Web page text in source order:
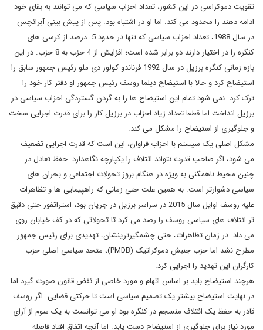
تقویت دموکراسی در این کشور، تعداد احزاب سیاسی که می توانند به بقای خود
ادامه دهند را محدود می کند. اما او در اشتباه بود. پس از پیش بینی آبرانچس
در سال 1988، تعداد احزاب سیاسی که تنها در حدود 5 درصد از کرسی های
کنگره را در اختیار دارند دو برابر شده است؛ افزایش از 4 حزب به 8 حزب. در این
بازه زمانی کنگره برزیل در سال 1992 فرناندو کولور دی ملو رئیس جمهور سابق را
استیضاح کرد و حالا با استیضاح دیلما روسف رئیس جمهور او دفتر کار خود را
ترک کرد. نمی شود تمام این استیضاح ها را به گردن گستردگی احزاب سیاسی در
برزیل انداخت اما قطعا تعداد زیاد احزاب در برزیل کار را برای قدرت اجرایی سخت
و جلوگیری از استیضاح را مشکل می کند.
مشکل اصلی یک سیستم با احزاب فراوان، این است که قدرت اجرایی تضعیف
می شود، اگر صاحب قدرت نتواند ائتلاف را یکپارچه نگاهدارد. حفظ تعادل در
چنین محیط ناهمگنی به ویژه در هنگام بروز تحولات اجتماعی و بحران های
سیاسی دشوارتر است. به همین علت حتی زمانی که راهپیمایی ها و تظاهرات
علیه روسف اوایل سال 2015 در سراسر برزیل در جریان بود، استراتفور حتی دقیق
تر ائتلاف های سیاسی روسف را رصد می کرد تا تحولاتی که در کف خیابان روی
می داد. در زمان تظاهرات، حتی چشمگیرترینشان، تهدیدی برای رئیس جمهور
مطرح نشد اما حزب جنبش دموکراتیک (PMDB)، متحد سیاسی اصلی حزب
کارگران این تهدید را اجرایی کرد.
هرچند استیضاح باید بر اساس اتهام و مورد خاصی از نقض قانون صورت گیرد اما
در نهایت استیضاح بیشتر یک تصمیم سیاسی است تا حرکتی قضایی. اگر روسف
قادر به حفظ یک ائتلاف منسجم در کنگره بود او می توانست به یک سوم از آرای
مورد نیاز برای جلوگیری از استیضاح دست یابد. اما آنچه اتفاق افتاد فاصله